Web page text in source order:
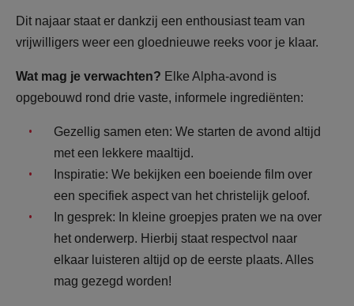
Dit najaar staat er dankzij een enthousiast team van
vrijwilligers weer een gloednieuwe reeks voor je klaar.
Wat mag je verwachten? Elke Alpha-avond is
opgebouwd rond drie vaste, informele ingrediënten:
Gezellig samen eten: We starten de avond altijd
met een lekkere maaltijd.
Inspiratie: We bekijken een boeiende film over
een specifiek aspect van het christelijk geloof.
In gesprek: In kleine groepjes praten we na over
het onderwerp. Hierbij staat respectvol naar
elkaar luisteren altijd op de eerste plaats. Alles
mag gezegd worden!